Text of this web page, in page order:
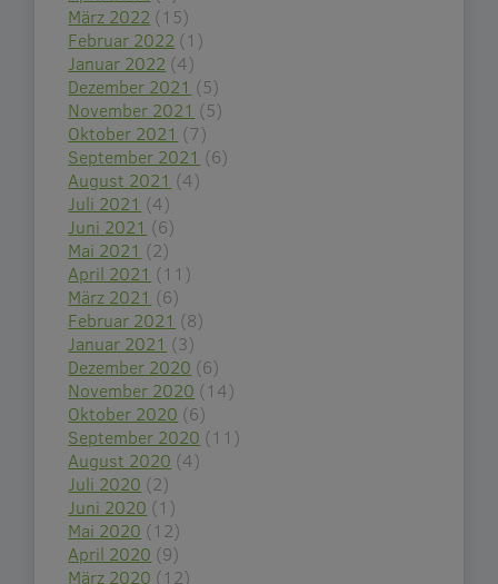
März 2022 (15)
Februar 2022 (1)
Januar 2022 (4)
Dezember 2021 (5)
November 2021 (5)
Oktober 2021 (7)
September 2021 (6)
August 2021 (4)
Juli 2021 (4)
Juni 2021 (6)
Mai 2021 (2)
April 2021 (11)
März 2021 (6)
Februar 2021 (8)
Januar 2021 (3)
Dezember 2020 (6)
November 2020 (14)
Oktober 2020 (6)
September 2020 (11)
August 2020 (4)
Juli 2020 (2)
Juni 2020 (1)
Mai 2020 (12)
April 2020 (9)
März 2020 (12)